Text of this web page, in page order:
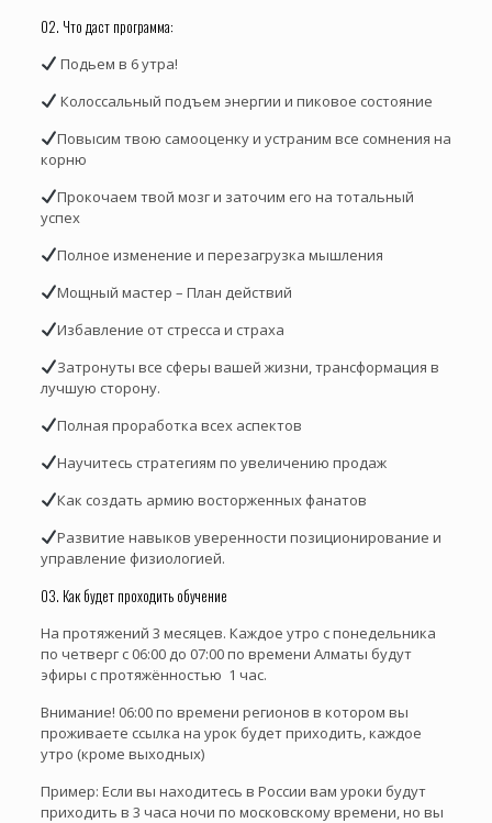
02. Что даст программа:
Подьем в 6 утра!
Колоссальный подъем энергии и пиковое состояние
Повысим твою самооценку и устраним все сомнения на
корню
Прокочаем твой мозг и заточим его на тотальный
успех
Полное изменение и перезагрузка мышления
Мощный мастер – План действий
Избавление от стресса и страха
Затронуты все сферы вашей жизни, трансформация в
лучшую сторону.
Полная проработка всех аспектов
Научитесь стратегиям по увеличению продаж
Как создать армию восторженных фанатов
Развитие навыков уверенности позиционирование и
управление физиологией.
03. Как будет проходить обучение
На протяжений 3 месяцев. Каждое утро с понедельника
по четверг с 06:00 до 07:00 по времени Алматы будут
эфиры с протяжённостью 1 час.
Внимание! 06:00 по времени регионов в котором вы
проживаете ссылка на урок будет приходить, каждое
утро (кроме выходных)
Пример: Если вы находитесь в России вам уроки будут
приходить в 3 часа ночи по московскому времени, но вы